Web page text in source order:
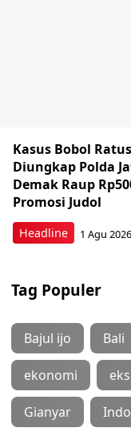
Headline
Kasus Bobol
Diungkap Polda
Demak Raup
Promosi Judol
1 Agu
Tag Populer
Bajul ijo Bali
ekonomi
Gianyar